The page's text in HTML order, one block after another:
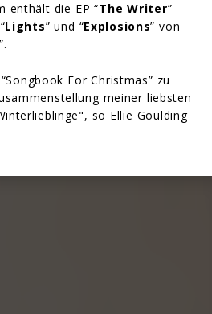
enthält die EP “The Writer”
Lights” und “Explosions” von
”.
For Christmas” zu
meiner liebsten
so Ellie Goulding